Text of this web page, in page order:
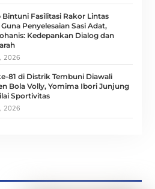
Bintuni Fasilitasi Rakor Lintas
Penyelesaian Sasi Adat,
Kedepankan Dialog dan
2026
81 di Distrik Tembuni Diawali
Bola Volly, Yomima Ibori Junjung
Sportivitas
2026